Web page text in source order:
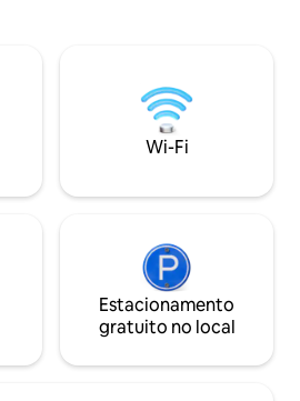
casa há um
às 08:00 =
suficiência, tudo
do aluguel.
por um extra de €
disponível.
Wi-Fi
Estacionamento
gratuito no local